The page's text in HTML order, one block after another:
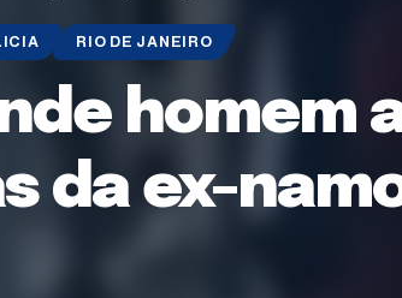
RIO DE JANEIRO
homem
da ex-